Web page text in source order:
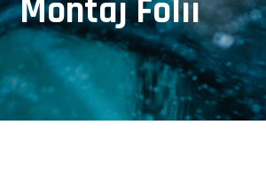
Montaj Folii